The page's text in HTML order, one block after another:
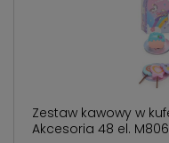
Zestaw kawowy w
Akcesoria 48 el.